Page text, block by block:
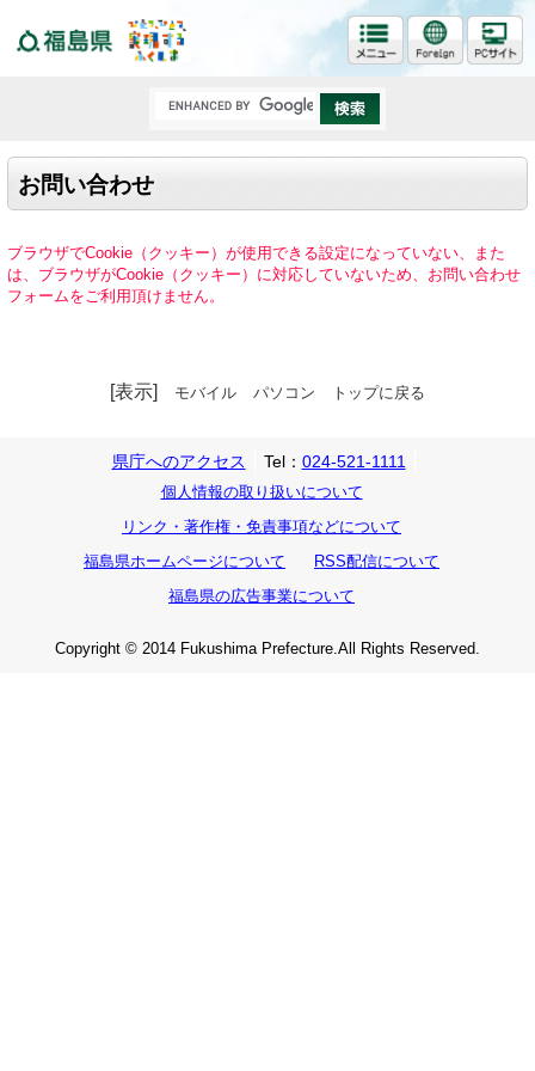
お問い合わせ
ブラウザでCookie（クッキー）が使用できる設定になっていない、また
は、ブラウザがCookie（クッキー）に対応していないため、お問い合わせ
フォームをご利用頂けません。
[表示] モバイル パソコン トップに戻る
県庁へのアクセス Tel： 024-521-1111
個人情報の取り扱いについて
リンク・著作権・免責事項などについて
福島県ホームページについて
RSS配信について
福島県の広告事業について
Copyright © 2014 Fukushima Prefecture.All Rights Reserved.